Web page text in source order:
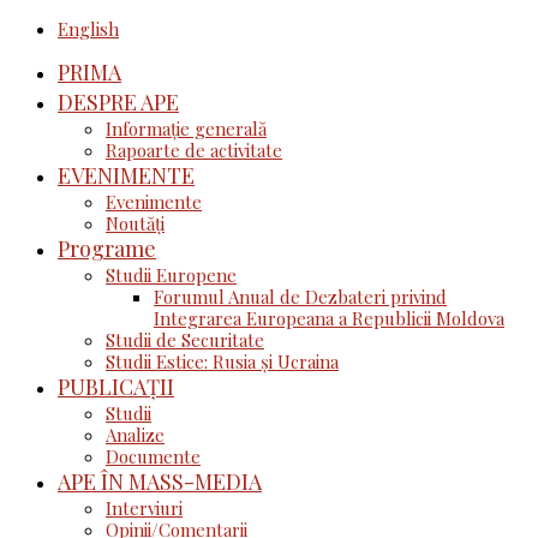
English
PRIMA
DESPRE APE
Informație generală
Rapoarte de activitate
EVENIMENTE
Evenimente
Noutăţi
Programe
Studii Europene
Forumul Anual de Dezbateri privind
Integrarea Europeana a Republicii Moldova
Studii de Securitate
Studii Estice: Rusia și Ucraina
PUBLICAȚII
Studii
Analize
Documente
APE ÎN MASS-MEDIA
Interviuri
Opinii/Comentarii